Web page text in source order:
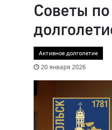
Советы
Активное долголетие
20 января 2026